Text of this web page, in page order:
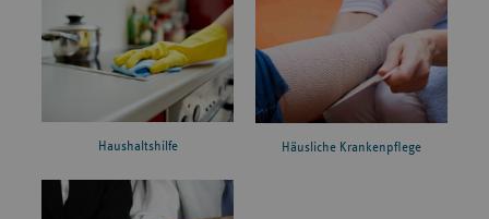
Haushaltshilfe Häusliche Krankenpflege